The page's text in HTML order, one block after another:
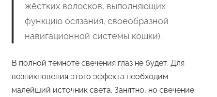
жёстких волосков, выполняющих
функцию осязания, своеобразной
навигационной системы кошки).
В полной темноте свечения глаз не будет. Для
возникновения этого эффекта необходим
малейший источник света. Занятно, но свечение